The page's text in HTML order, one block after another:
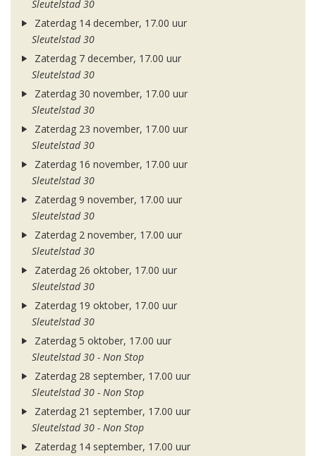
Sleutelstad 30
Zaterdag 14 december, 17.00 uur
Sleutelstad 30
Zaterdag 7 december, 17.00 uur
Sleutelstad 30
Zaterdag 30 november, 17.00 uur
Sleutelstad 30
Zaterdag 23 november, 17.00 uur
Sleutelstad 30
Zaterdag 16 november, 17.00 uur
Sleutelstad 30
Zaterdag 9 november, 17.00 uur
Sleutelstad 30
Zaterdag 2 november, 17.00 uur
Sleutelstad 30
Zaterdag 26 oktober, 17.00 uur
Sleutelstad 30
Zaterdag 19 oktober, 17.00 uur
Sleutelstad 30
Zaterdag 5 oktober, 17.00 uur
Sleutelstad 30 - Non Stop
Zaterdag 28 september, 17.00 uur
Sleutelstad 30 - Non Stop
Zaterdag 21 september, 17.00 uur
Sleutelstad 30 - Non Stop
Zaterdag 14 september, 17.00 uur